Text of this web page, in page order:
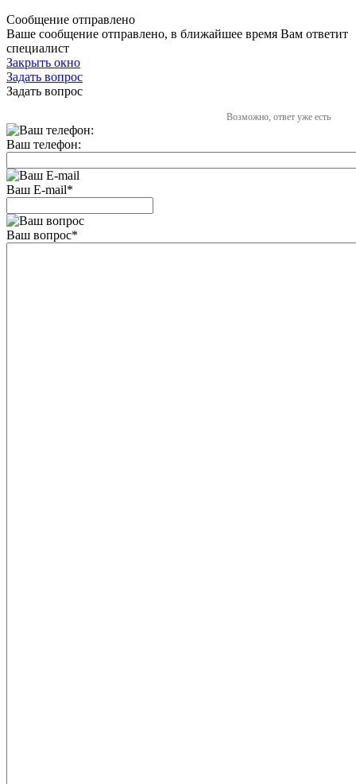
Сообщение отправлено
Ваше сообщение отправлено, в ближайшее время Вам ответит
специалист
Закрыть окно
Задать вопрос
Задать вопрос
Возможно, ответ уже есть
Ваш телефон:
Ваш E-mail*
Ваш вопрос*